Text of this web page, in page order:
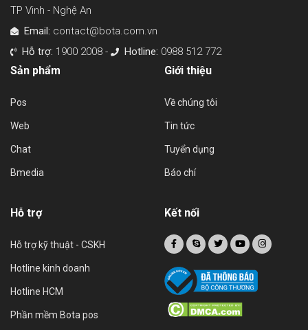
TP Vinh - Nghệ An
Email: contact@bota.com.vn
Hỗ trợ: 1900 2008 - Hotline: 0988 512 772
Sản phẩm
Pos
Web
Chat
Bmedia
Giới thiệu
Về chúng tôi
Tin tức
Tuyển dụng
Báo chí
Hỗ trợ
Hỗ trợ kỹ thuật - CSKH
Hotline kinh doanh
Hotline HCM
Phần mềm Bota pos
Kết nối